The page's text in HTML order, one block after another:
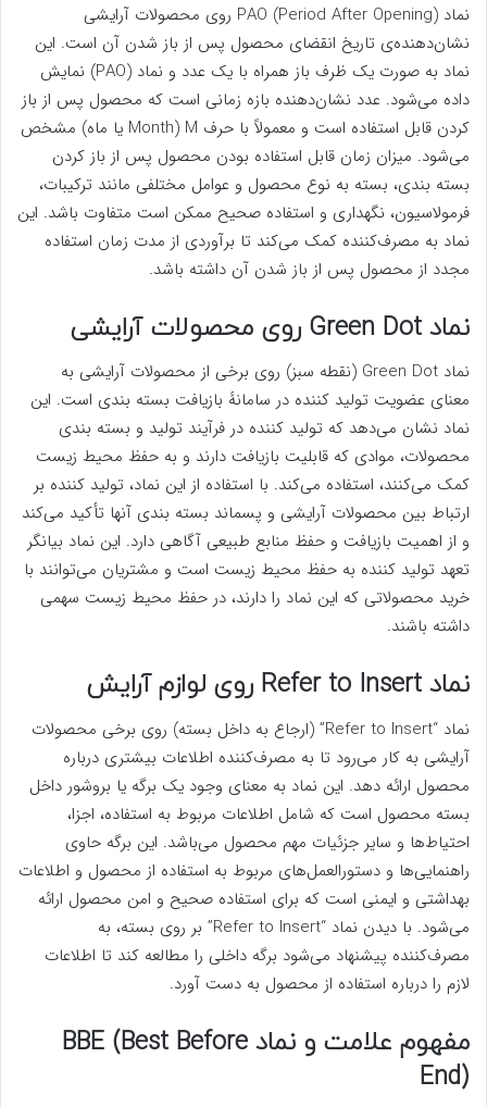
نماد PAO (Period After Opening) روی محصولات آرایشی
نشان‌دهنده‌ی تاریخ انقضای محصول پس از باز شدن آن است. این
نماد به صورت یک ظرف باز همراه با یک عدد و نماد (PAO) نمایش
داده می‌شود. عدد نشان‌دهنده بازه زمانی است که محصول پس از باز
کردن قابل استفاده است و معمولاً با حرف M (Month یا ماه) مشخص
می‌شود. میزان زمان قابل استفاده بودن محصول پس از باز کردن
بسته بندی، بسته به نوع محصول و عوامل مختلفی مانند ترکیبات،
فرمولاسیون، نگهداری و استفاده صحیح ممکن است متفاوت باشد. این
نماد به مصرف‌کننده کمک می‌کند تا برآوردی از مدت زمان استفاده
مجدد از محصول پس از باز شدن آن داشته باشد.
نماد Green Dot روی محصولات آرایشی
نماد Green Dot (نقطه سبز) روی برخی از محصولات آرایشی به
معنای عضویت تولید کننده در سامانهٔ بازیافت بسته بندی است. این
نماد نشان می‌دهد که تولید کننده در فرآیند تولید و بسته بندی
محصولات، موادی که قابلیت بازیافت دارند و به حفظ محیط زیست
کمک می‌کنند، استفاده می‌کند. با استفاده از این نماد، تولید کننده بر
ارتباط بین محصولات آرایشی و پسماند بسته بندی آنها تأکید می‌کند
و از اهمیت بازیافت و حفظ منابع طبیعی آگاهی دارد. این نماد بیانگر
تعهد تولید کننده به حفظ محیط زیست است و مشتریان می‌توانند با
خرید محصولاتی که این نماد را دارند، در حفظ محیط زیست سهمی
داشته باشند.
نماد Refer to Insert روی لوازم آرایش
نماد “Refer to Insert” (ارجاع به داخل بسته) روی برخی محصولات
آرایشی به کار می‌رود تا به مصرف‌کننده اطلاعات بیشتری درباره
محصول ارائه دهد. این نماد به معنای وجود یک برگه یا بروشور داخل
بسته محصول است که شامل اطلاعات مربوط به استفاده، اجزا،
احتیاط‌ها و سایر جزئیات مهم محصول می‌باشد. این برگه حاوی
راهنمایی‌ها و دستورالعمل‌های مربوط به استفاده از محصول و اطلاعات
بهداشتی و ایمنی است که برای استفاده صحیح و امن محصول ارائه
می‌شود. با دیدن نماد “Refer to Insert” بر روی بسته، به
مصرف‌کننده پیشنهاد می‌شود برگه داخلی را مطالعه کند تا اطلاعات
لازم را درباره استفاده از محصول به دست آورد.
مفهوم علامت و نماد BBE (Best Before
End)